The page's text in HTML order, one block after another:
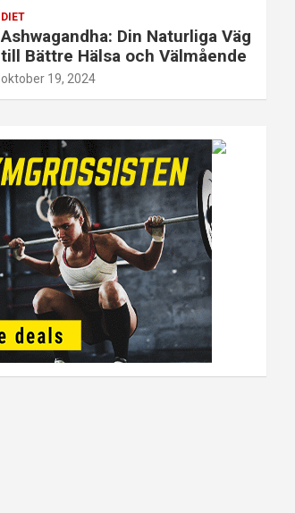
DIET
Ashwagandha: Din Naturliga Väg
till Bättre Hälsa och Välmående
oktober 19, 2024